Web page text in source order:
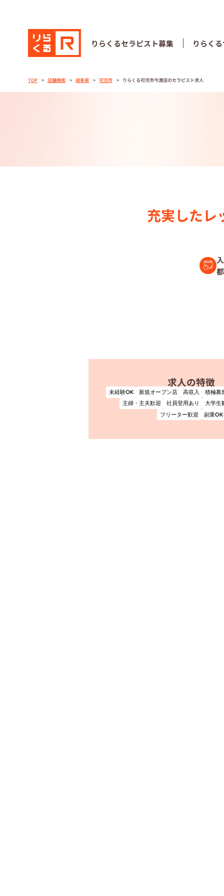
りらくるセラピスト募集 りらく
りらくるセラピスト募集 りらくる
トレーニング
セラピスト募
復職セラピス
会社情報
企業
プライバシーポリ
TOP 店舗検索 岐阜県 可児市 りらくる可児市今渡店のセラピスト求人
充実したレ
求人の特徴
未経験OK 新規オープン店 高収入
積極募
主婦・主夫歓迎
社員登用あり
大学生
フリーター歓迎
副業OK